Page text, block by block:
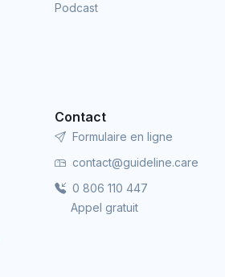
Podcast
Contact
Formulaire en ligne
contact@guideline.care
0 806 110 447
Appel gratuit